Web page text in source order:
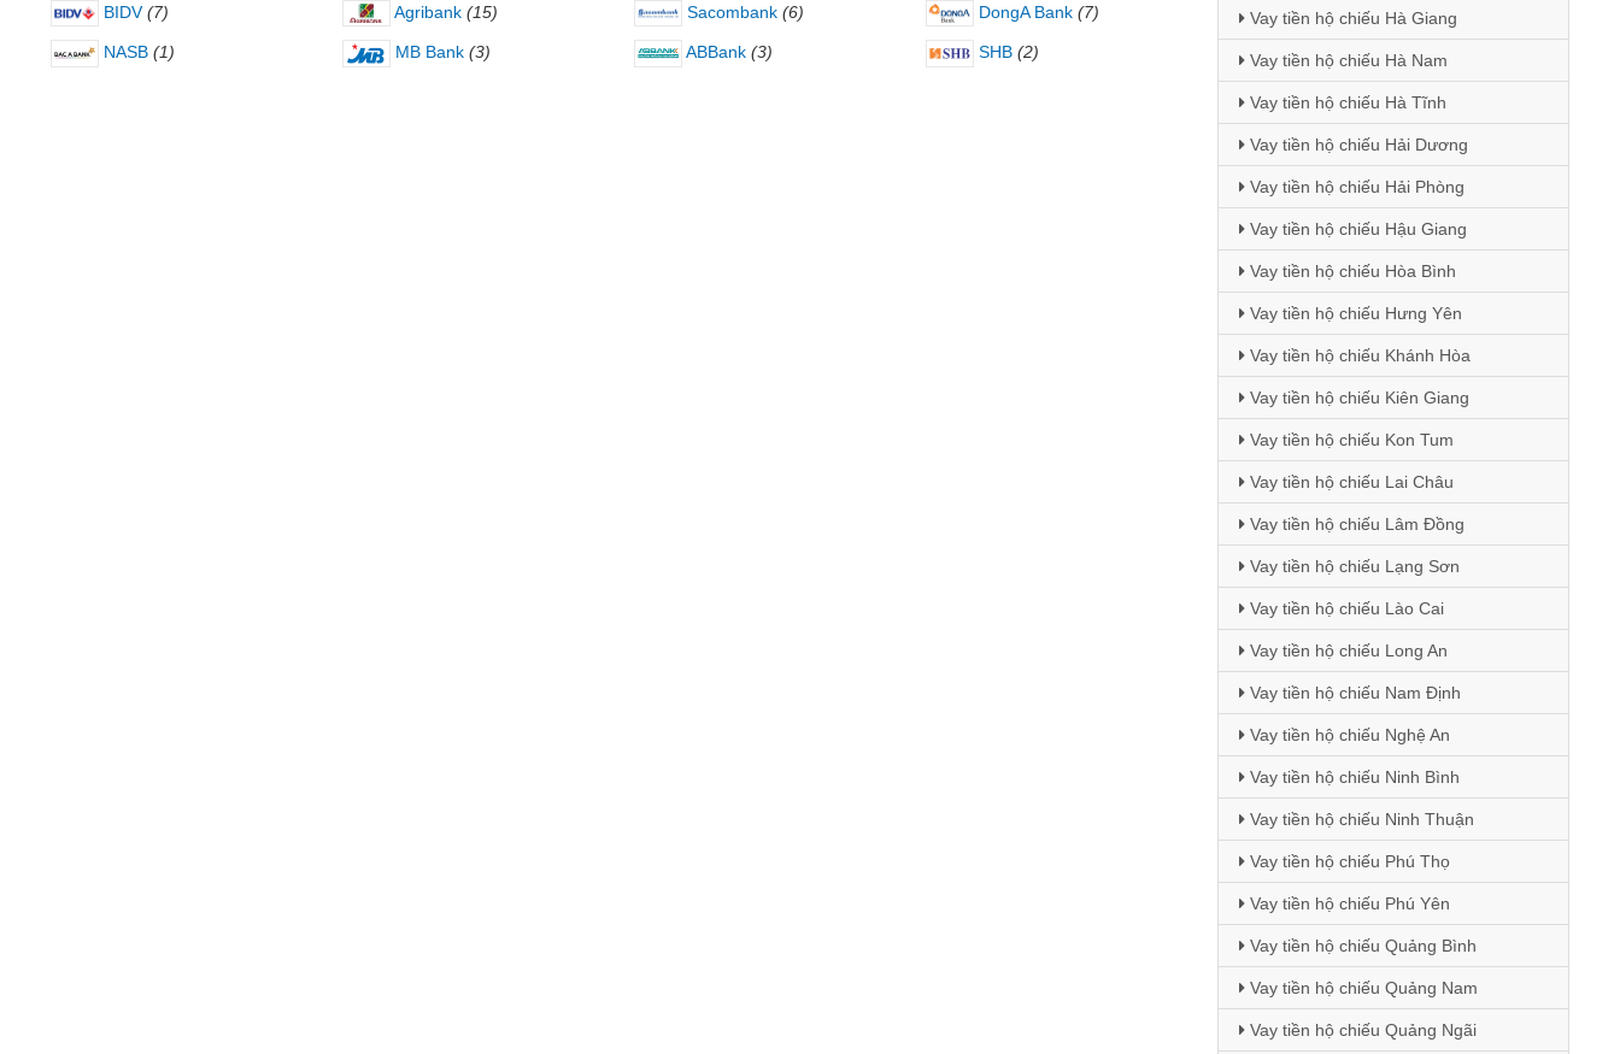
BIDV (7) Agribank (15) Sacombank (6) DongA Bank (7)
NASB (1) MB Bank (3) ABBank (3) SHB (2)
Vay tiền hộ chiếu Hà Giang
Vay tiền hộ chiếu Hà Nam
Vay tiền hộ chiếu Hà Tĩnh
Vay tiền hộ chiếu Hải Dương
Vay tiền hộ chiếu Hải Phòng
Vay tiền hộ chiếu Hậu Giang
Vay tiền hộ chiếu Hòa Bình
Vay tiền hộ chiếu Hưng Yên
Vay tiền hộ chiếu Khánh Hòa
Vay tiền hộ chiếu Kiên Giang
Vay tiền hộ chiếu Kon Tum
Vay tiền hộ chiếu Lai Châu
Vay tiền hộ chiếu Lâm Đồng
Vay tiền hộ chiếu Lạng Sơn
Vay tiền hộ chiếu Lào Cai
Vay tiền hộ chiếu Long An
Vay tiền hộ chiếu Nam Định
Vay tiền hộ chiếu Nghệ An
Vay tiền hộ chiếu Ninh Bình
Vay tiền hộ chiếu Ninh Thuận
Vay tiền hộ chiếu Phú Thọ
Vay tiền hộ chiếu Phú Yên
Vay tiền hộ chiếu Quảng Bình
Vay tiền hộ chiếu Quảng Nam
Vay tiền hộ chiếu Quảng Ngãi